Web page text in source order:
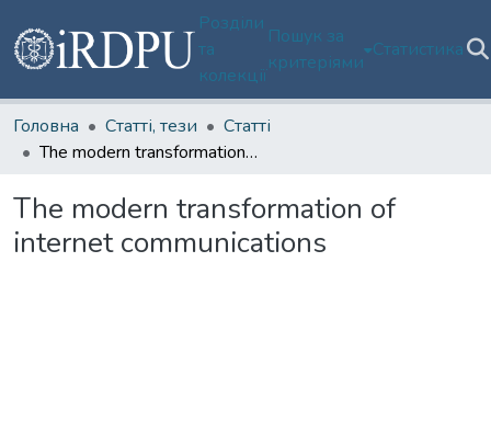
Розділи
та
колекції
Пошук за
критеріями
Статистика
Головна Статті, тези
Статті
The modern transformation of internet communications
The modern transformation of
internet communications